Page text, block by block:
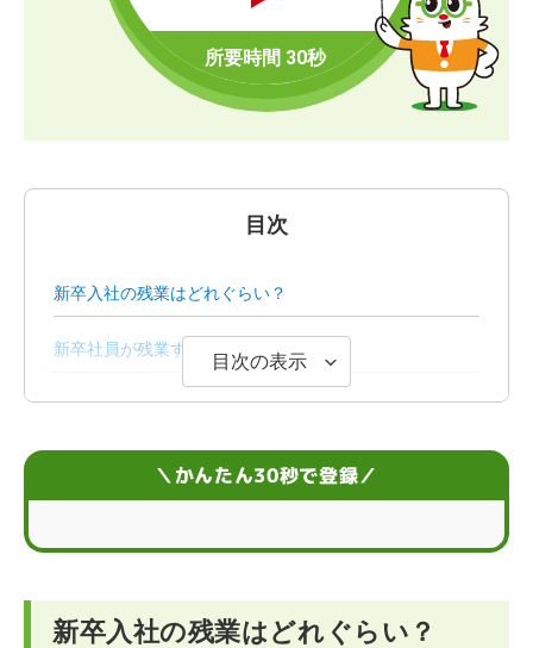
目次
新卒入社の残業はどれぐらい？
新卒社員が残業する5つのメリット
新卒社員が残業する4つのデメリット
目次の表示
＼かんたん30秒で登録／
新卒入社の残業はどれぐらい？